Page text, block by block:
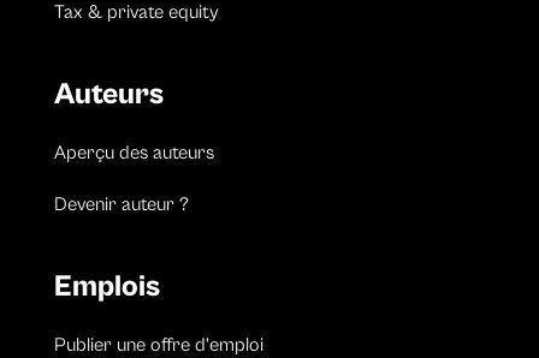
Tax & private equity
Auteurs
Aperçu des auteurs
Devenir auteur ?
Emplois
Publier une offre d’emploi